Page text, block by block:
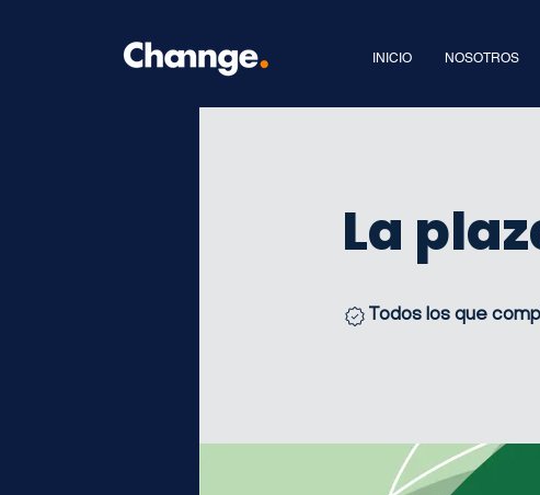
INICIO NOSOTROS
La
Todos los que